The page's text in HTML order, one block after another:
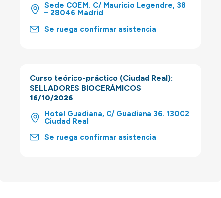
Sede COEM. C/ Mauricio Legendre, 38
– 28046 Madrid
Se ruega confirmar asistencia
Curso teórico-práctico (Ciudad Real):
SELLADORES BIOCERÁMICOS
16/10/2026
Hotel Guadiana, C/ Guadiana 36. 13002
Ciudad Real
Se ruega confirmar asistencia